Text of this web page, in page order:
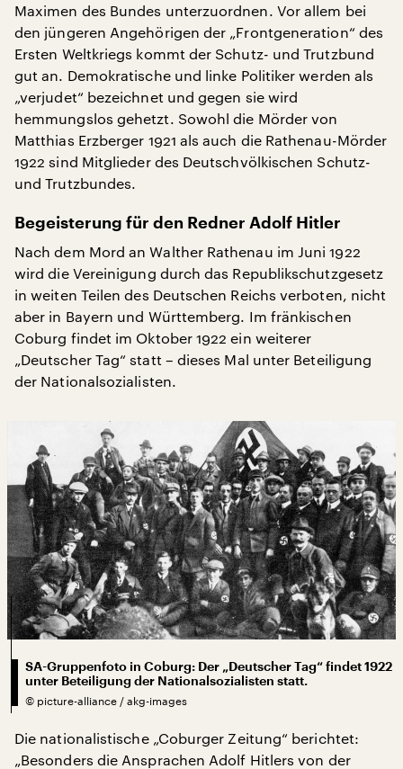
Maximen des Bundes unterzuordnen. Vor allem bei
den jüngeren Angehörigen der „Frontgeneration“ des
Ersten Weltkriegs kommt der Schutz- und Trutzbund
gut an. Demokratische und linke Politiker werden als
„verjudet“ bezeichnet und gegen sie wird
hemmungslos gehetzt. Sowohl die Mörder von
Matthias Erzberger 1921 als auch die Rathenau-Mörder
1922 sind Mitglieder des Deutschvölkischen Schutz-
und Trutzbundes.
Begeisterung für den Redner Adolf Hitler
Nach dem Mord an Walther Rathenau im Juni 1922
wird die Vereinigung durch das Republikschutzgesetz
in weiten Teilen des Deutschen Reichs verboten, nicht
aber in Bayern und Württemberg. Im fränkischen
Coburg findet im Oktober 1922 ein weiterer
„Deutscher Tag“ statt – dieses Mal unter Beteiligung
der Nationalsozialisten.
SA-Gruppenfoto in Coburg: Der „Deutscher Tag“ findet 1922
unter Beteiligung der Nationalsozialisten statt.
© picture-alliance / akg-images
Die nationalistische „Coburger Zeitung“ berichtet:
„Besonders die Ansprachen Adolf Hitlers von der